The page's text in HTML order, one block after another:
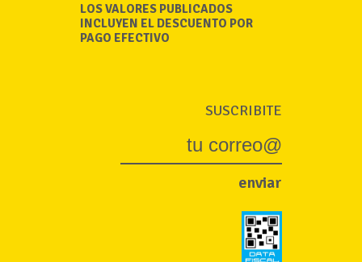
LOS VALORES PUBLICADOS
INCLUYEN EL DESCUENTO POR
PAGO EFECTIVO
SUSCRIBITE
enviar